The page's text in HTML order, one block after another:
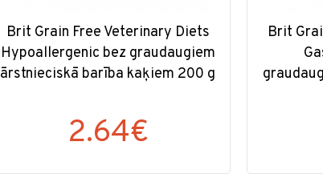
Brit Grain Free Veterinary Diets
Hypoallergenic bez graudaugiem
ārstnieciskā barība kaķiem 200 g
2.64€
Brit